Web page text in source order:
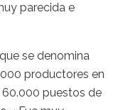
parecida e
se denomina
productores en
puestos de